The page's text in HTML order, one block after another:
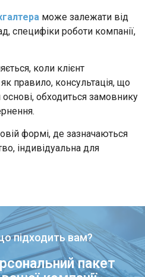
може залежати від
специфіки роботи компанії,
коли клієнт
правило, консультація, що
основі, обходиться замовнику
формі, де зазначаються
індивідуальна для
підходить вам?
пакет